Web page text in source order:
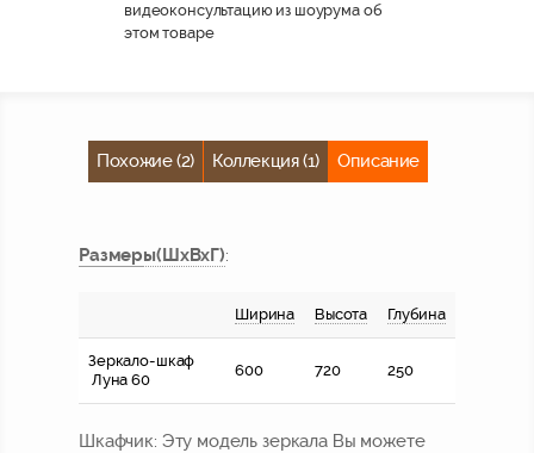
видеоконсультацию из шоурума об
этом товаре
Похожие (2) Коллекция (1) Описание
Размеры(ШхВхГ):
Ширина Высота Глубина
Зеркало-шкаф
Луна 60
600 720 250
Шкафчик: Эту модель зеркала Вы можете